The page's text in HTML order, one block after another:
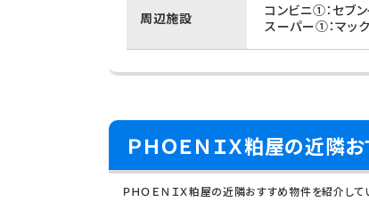
周辺施設 コンビニ①：セ
スーパー①：マ
ＰＨＯＥＮＩＸ粕屋の近隣
ＰＨＯＥＮＩＸ粕屋の近隣おすすめ物件を紹介して